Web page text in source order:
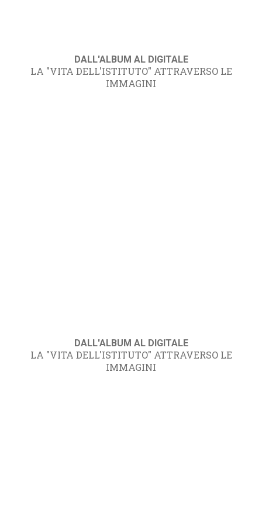
DALL'ALBUM AL DIGITALE
LA "VITA DELL'ISTITUTO" ATTRAVERSO LE
IMMAGINI
DALL'ALBUM AL DIGITALE
LA "VITA DELL'ISTITUTO" ATTRAVERSO LE
IMMAGINI